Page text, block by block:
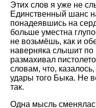
Этих слов я уже не
Единственный шанс
понадеявшись на
больше уместна
не возьмёшь, как и
наверняка слышит
размахивал
словам, что,
удары того Быка. Не
так.
Одна мысль